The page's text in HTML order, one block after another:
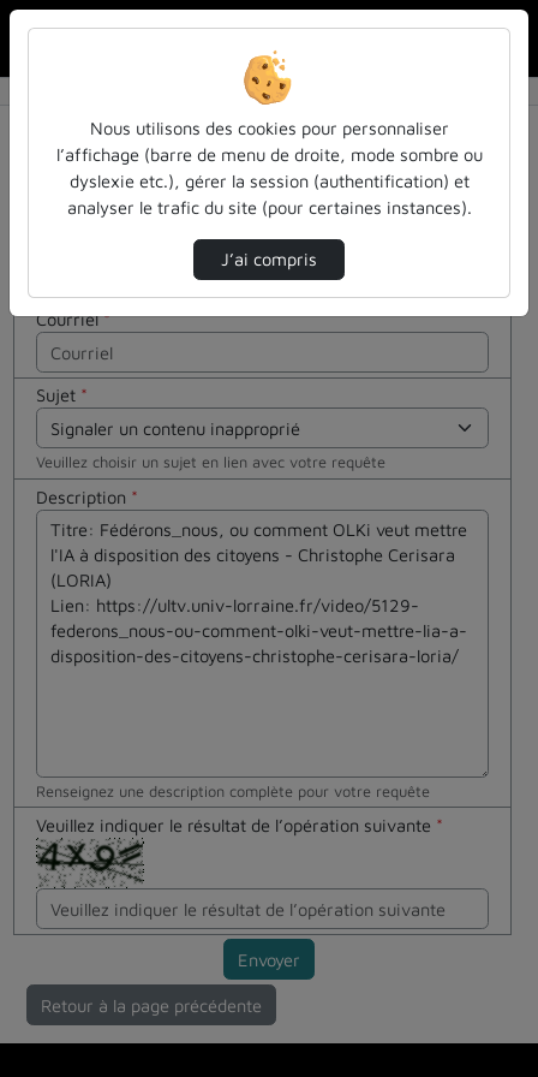
Contactez nous
Votre message
Courriel*
Sujet *
Veuillez choisir un sujet en lien avec votre requête
Description *
Renseignez une description complète pour votre requête
Veuillez indiquer le résultat de l’opération suivante *
Cocher
cette case
si vous êtes
un humain
Envoyer
Retour à la page précédente
Nous utilisons des cookies pour personnaliser
l’affichage (barre de menu de droite, mode sombre ou
dyslexie etc.), gérer la session (authentification) et
analyser le trafic du site (pour certaines instances).
J’ai compris